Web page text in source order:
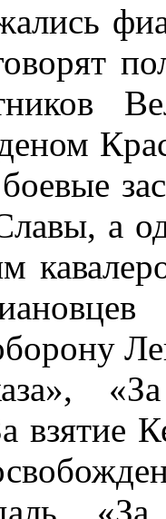
а
взятие